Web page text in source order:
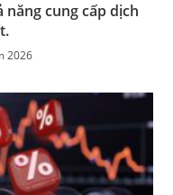
cung cấp dịch
2026